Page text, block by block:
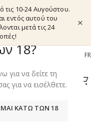
18?
για να δείτε τη
για να εισέλθετε.
ΚΆΤΩ ΤΩΝ 18
τις 10-24 Αυγούστου.
εντός αυτού του
μετά τις 24
×
EL FR